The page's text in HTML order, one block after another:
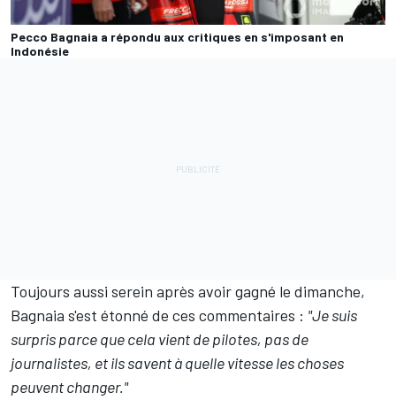
Pecco Bagnaia a répondu aux critiques en s'imposant en
Indonésie
Toujours aussi serein après avoir gagné le dimanche,
Bagnaia s'est étonné de ces commentaires : "Je suis
surpris parce que cela vient de pilotes, pas de
journalistes, et ils savent à quelle vitesse les choses
peuvent changer."